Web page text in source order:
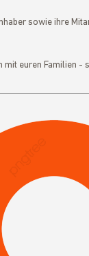
sowie ihre
mit euren Familien -